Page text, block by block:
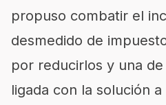
propuso combatir el
desmedido de
por reducirlos y una
ligada con la solución